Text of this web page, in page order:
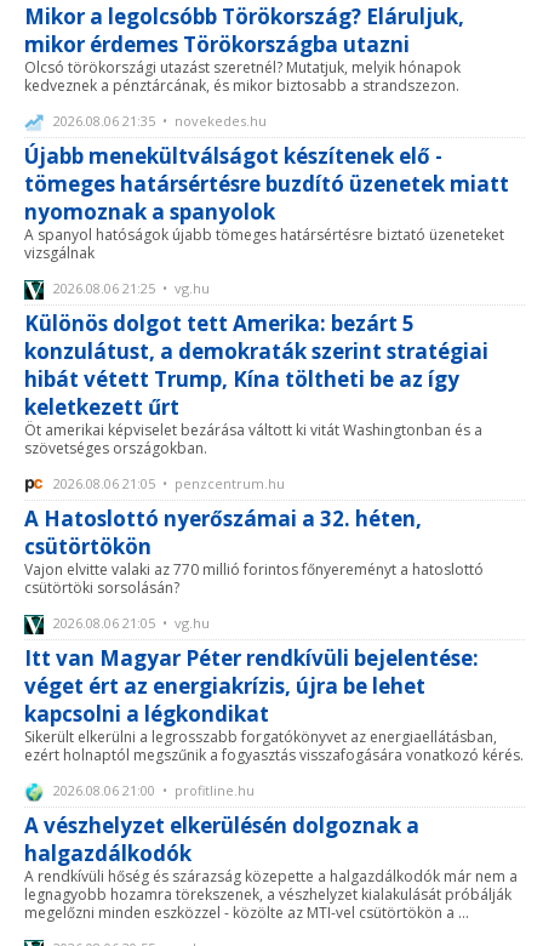
Mikor a legolcsóbb Törökország? Eláruljuk,
mikor érdemes Törökországba utazni
Olcsó törökországi utazást szeretnél? Mutatjuk, melyik hónapok
kedveznek a pénztárcának, és mikor biztosabb a strandszezon.
2026.08.06 21:35 • novekedes.hu
Újabb menekültválságot készítenek elő -
tömeges határsértésre buzdító üzenetek miatt
nyomoznak a spanyolok
A spanyol hatóságok újabb tömeges határsértésre biztató üzeneteket
vizsgálnak
2026.08.06 21:25 • vg.hu
Különös dolgot tett Amerika: bezárt 5
konzulátust, a demokraták szerint stratégiai
hibát vétett Trump, Kína töltheti be az így
keletkezett űrt
Öt amerikai képviselet bezárása váltott ki vitát Washingtonban és a
szövetséges országokban.
2026.08.06 21:05 • penzcentrum.hu
A Hatoslottó nyerőszámai a 32. héten,
csütörtökön
Vajon elvitte valaki az 770 millió forintos főnyereményt a hatoslottó
csütörtöki sorsolásán?
2026.08.06 21:05 • vg.hu
Itt van Magyar Péter rendkívüli bejelentése:
véget ért az energiakrízis, újra be lehet
kapcsolni a légkondikat
Sikerült elkerülni a legrosszabb forgatókönyvet az energiaellátásban,
ezért holnaptól megszűnik a fogyasztás visszafogására vonatkozó kérés.
2026.08.06 21:00 • profitline.hu
A vészhelyzet elkerülésén dolgoznak a
halgazdálkodók
A rendkívüli hőség és szárazság közepette a halgazdálkodók már nem a
legnagyobb hozamra törekszenek, a vészhelyzet kialakulását próbálják
megelőzni minden eszközzel - közölte az MTI-vel csütörtökön a ...